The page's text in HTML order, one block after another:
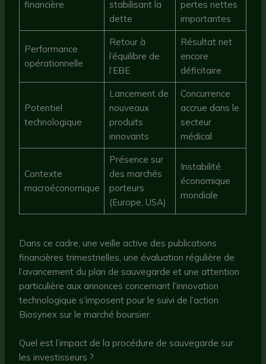
financière
stabilisant la
dette
pertes nettes
importantes
Performance
opérationnelle
Retour à
l’équilibre de
l’EBE
Résultat net
encore
déficitaire
Potentiel
technologique
Lancement de
nouveaux
produits
innovants
Concurrence
accrue dans le
secteur
médical
Contexte
macroéconomique
Présence sur
des marchés
porteurs
(Europe, USA)
Instabilité
économique
mondiale
Dans ce cadre, une veille active des publications
financières trimestrielles, une évaluation régulière de
l’avancement du plan de sauvegarde et une attention
particulière aux annonces concernant l’innovation
technologique s’imposent pour le suivi de l’action
Biosynex sur le marché boursier.
Quel est l’impact de la procédure de sauvegarde sur
les investisseurs ?